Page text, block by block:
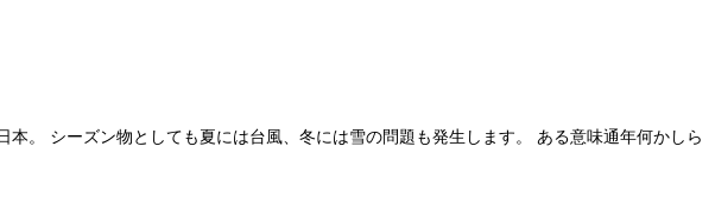
。 シーズン物としても夏には台風、冬には雪の問題も発生します。 ある意味通年何かしら